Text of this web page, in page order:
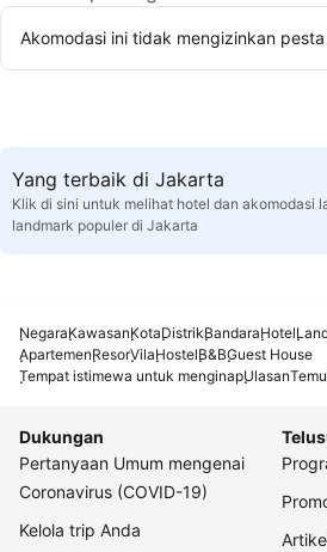
Akomodasi ini tidak mengizinkan
Yang terbaik di Jakarta
Klik di sini untuk melihat hotel dan akomodasi
landmark populer di Jakarta
NegaraKawasanKotaDistrikBandaraHotel
ApartemenResorVilaHostelB&BGuest House
Tempat istimewa untuk menginapUlasan
Dukungan
Pertanyaan Umum mengenai
Coronavirus (COVID-19)
Kelola trip Anda